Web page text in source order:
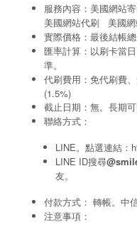
最新公告
聯絡方式
服務內容：美國網站
美國網站代刷
美國
實際價格：最後結帳
匯率計算：以刷卡當
準。
代刷費用：免代刷費
(1.5%)
截止日期：無。長期
聯絡方式：
LINE。點選連結：
LINE ID搜尋
友。
付款方式： 轉帳。中
注意事項：